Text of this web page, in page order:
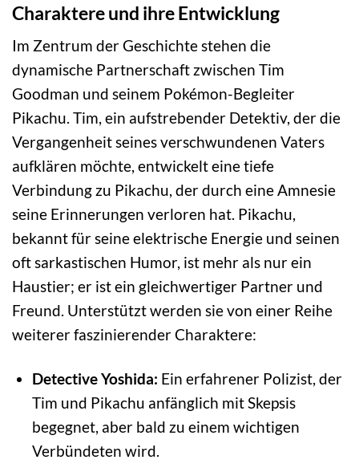
Charaktere und ihre Entwicklung
Im Zentrum der Geschichte stehen die
dynamische Partnerschaft zwischen Tim
Goodman und seinem Pokémon-Begleiter
Pikachu. Tim, ein aufstrebender Detektiv, der die
Vergangenheit seines verschwundenen Vaters
aufklären möchte, entwickelt eine tiefe
Verbindung zu Pikachu, der durch eine Amnesie
seine Erinnerungen verloren hat. Pikachu,
bekannt für seine elektrische Energie und seinen
oft sarkastischen Humor, ist mehr als nur ein
Haustier; er ist ein gleichwertiger Partner und
Freund. Unterstützt werden sie von einer Reihe
weiterer faszinierender Charaktere:
Detective Yoshida: Ein erfahrener Polizist, der
Tim und Pikachu anfänglich mit Skepsis
begegnet, aber bald zu einem wichtigen
Verbündeten wird.